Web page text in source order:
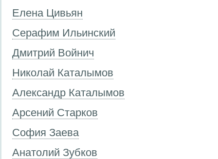
Елена Цивьян
Серафим Ильинский
Дмитрий Войнич
Николай Каталымов
Александр Каталымов
Арсений Старков
София Заева
Анатолий Зубков